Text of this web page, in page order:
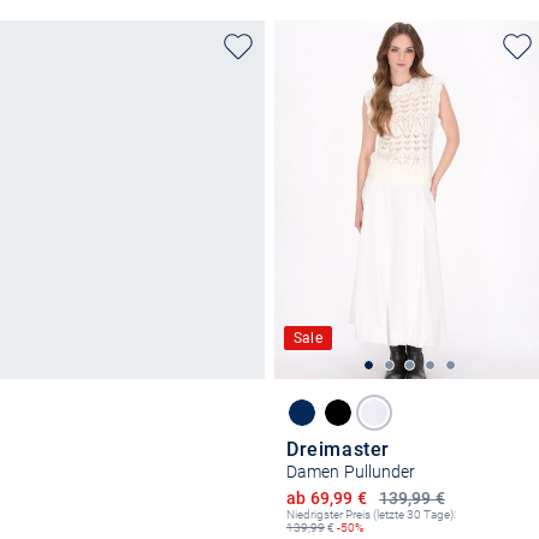
Sale
Dreimaster
Damen Pullunder
139,99 €
Ermäßigter Preis
ab 69,99 €
Niedrigster Preis (letzte 30 Tage):
139,99€ -50%